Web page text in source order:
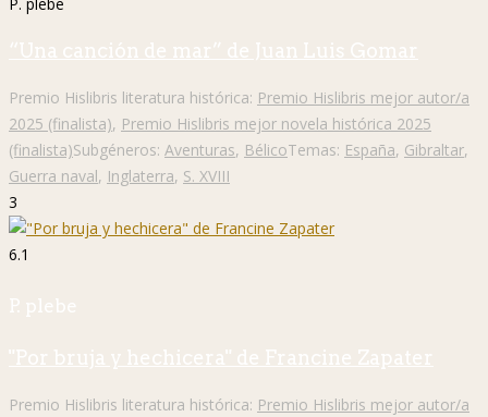
“Una canción de mar” de Juan Luis Gomar
Premio Hislibris literatura histórica: Premio Hislibris mejor autor/a
2025 (finalista), Premio Hislibris mejor novela histórica 2025
(finalista)Subgéneros: Aventuras, BélicoTemas: España, Gibraltar,
Guerra naval, Inglaterra, S. XVIII
3
6.1
P. plebe
"Por bruja y hechicera" de Francine Zapater
Premio Hislibris literatura histórica: Premio Hislibris mejor autor/a